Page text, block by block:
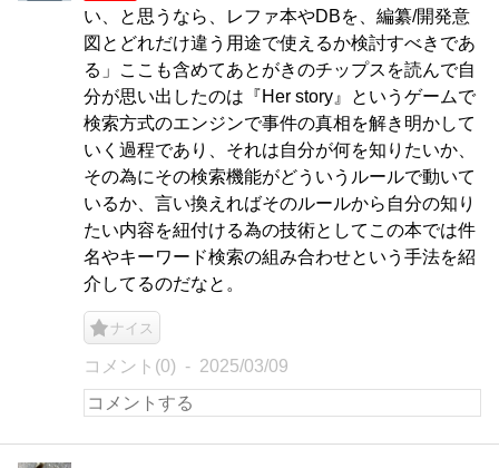
い、と思うなら、レファ本やDBを、編纂/開発意
図とどれだけ違う用途で使えるか検討すべきであ
る」ここも含めてあとがきのチップスを読んで自
分が思い出したのは『Her story』というゲームで
検索方式のエンジンで事件の真相を解き明かして
いく過程であり、それは自分が何を知りたいか、
その為にその検索機能がどういうルールで動いて
いるか、言い換えればそのルールから自分の知り
たい内容を紐付ける為の技術としてこの本では件
名やキーワード検索の組み合わせという手法を紹
介してるのだなと。
ナイス
コメント(0) 2025/03/09